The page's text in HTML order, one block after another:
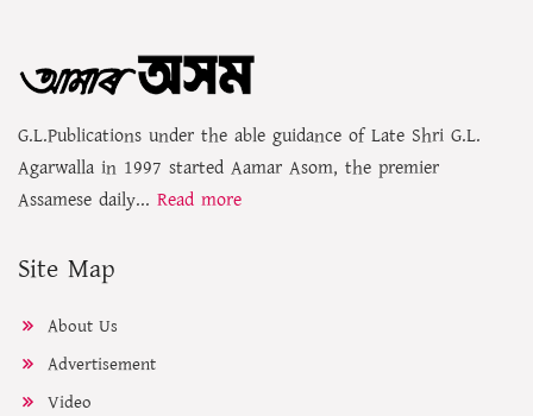
G.L.Publications under the able guidance of Late Shri G.L.
Agarwalla in 1997 started Aamar Asom, the premier
Assamese daily... Read more
Site Map
About Us
Advertisement
Video